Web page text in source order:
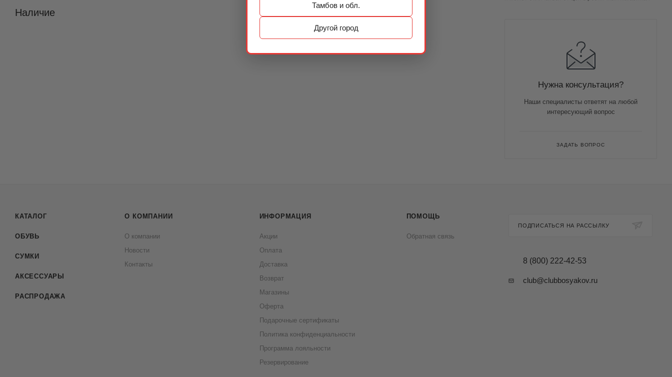
Тамбов и обл.
Другой город
Наличие
Нужна консультация?
Наши специалисты ответят на любой
интересующий вопрос
ЗАДАТЬ ВОПРОС
КАТАЛОГ
ОБУВЬ
СУМКИ
АКСЕССУАРЫ
РАСПРОДАЖА
О КОМПАНИИ
О компании
Новости
Контакты
ИНФОРМАЦИЯ
Акции
Оплата
Доставка
Возврат
Магазины
Оферта
Подарочные сертификаты
Политика конфиденциальности
Программа лояльности
Резервирование
ПОМОЩЬ
Обратная связь
ПОДПИСАТЬСЯ НА РАССЫЛКУ
8 (800) 222-42-53
club@clubbosyakov.ru